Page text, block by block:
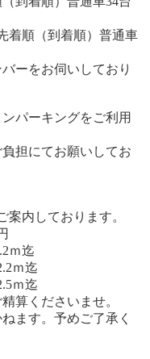
着順（到着順）普通車
ーをお伺いしており
パーキングをご利用
担にてお願いしてお
内しております。
ｍ迄
ｍ迄
ｍ迄
算くださいませ。
ます。予めご了承く